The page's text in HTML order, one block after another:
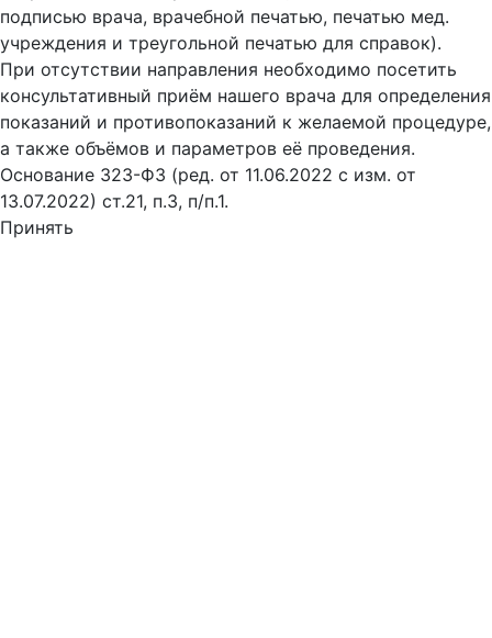
подписью врача, врачебной печатью, печатью мед.
учреждения и треугольной печатью для справок).
При отсутствии направления необходимо посетить
консультативный приём нашего врача для определения
показаний и противопоказаний к желаемой процедуре,
а также объёмов и параметров её проведения.
Основание 323-ФЗ (ред. от 11.06.2022 с изм. от
13.07.2022) ст.21, п.3, п/п.1.
Принять